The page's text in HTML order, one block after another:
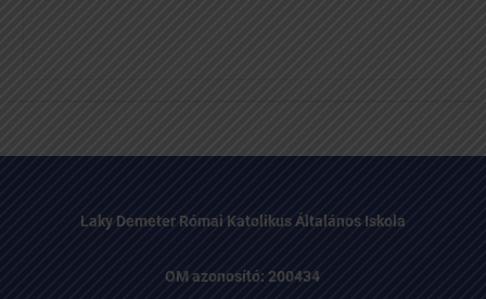
Laky Demeter Római Katolikus Általános Iskola
OM azonosító: 200434